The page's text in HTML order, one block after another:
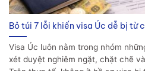
Bỏ túi 7 lỗi khiến visa Úc dễ bị từ
Visa Úc luôn nằm trong nhóm
xét duyệt nghiêm ngặt, chặt chẽ